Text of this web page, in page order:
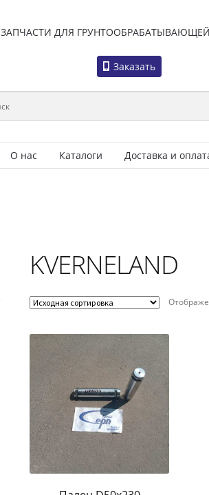
ЗАПЧАСТИ ДЛЯ
Заказать
О нас Каталоги Доставка и
KVERNELAND